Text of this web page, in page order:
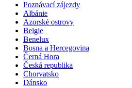
Poznávací zájezdy
Albánie
Azorské ostrovy
Belgie
Benelux
Bosna a Hercegovina
Černá Hora
Česká republika
Chorvatsko
Dánsko